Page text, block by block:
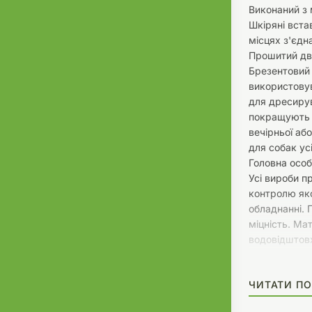
Виконаний з
Шкіряні
місцях
Прошитий
для
покращують
вечірньої
для собак
Головна
Усі вироби
контролю
обладнанні.
міцність.
ЧИТАТИ